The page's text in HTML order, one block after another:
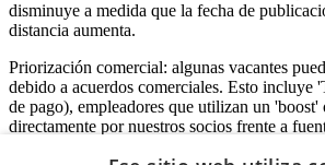
disminuye a medida que la fecha de
distancia aumenta.
Priorización comercial: algunas vacantes
debido a acuerdos comerciales. Esto incluye
de pago), empleadores que utilizan un 'boost'
directamente por nuestros socios frente a